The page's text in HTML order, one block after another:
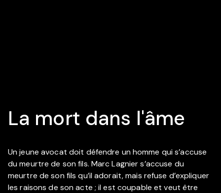
La mort dans l'âme
Un jeune avocat doit défendre un homme qui s’accuse
du meurtre de son fils. Marc Lagnier s’accuse du
meurtre de son fils qu’il adorait, mais refuse d’expliquer
les raisons de son acte ; il est coupable et veut être